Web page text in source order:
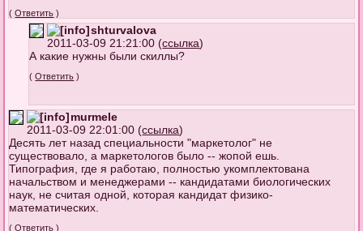
(Ответить )
shturvalova
2011-03-09 21:21:00 (ссылка)
А какие нужны были скиллы?
(Ответить )
murmele
2011-03-09 22:01:00 (ссылка)
Десять лет назад специальности "маркетолог" не
существовало, а маркетологов было -- жопой ешь.
Типография, где я работаю, полностью укомплектована
начальством и менеджерами -- кандидатами биологических
наук, не считая одной, которая кандидат физико-
математических.
(Ответить )